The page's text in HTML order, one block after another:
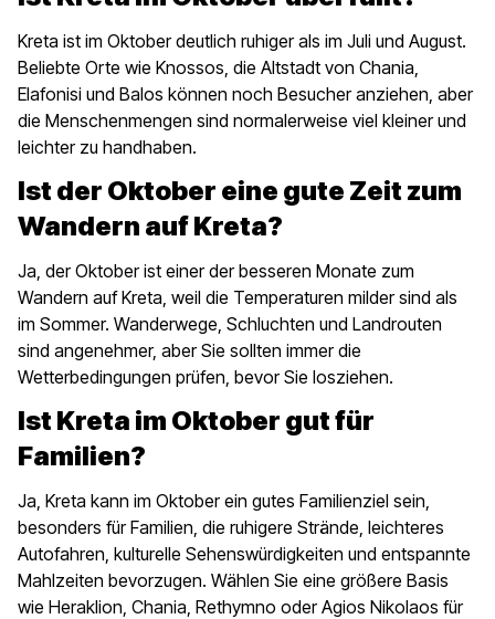
Kreta ist im Oktober deutlich ruhiger als im Juli und August.
Beliebte Orte wie Knossos, die Altstadt von Chania,
Elafonisi und Balos können noch Besucher anziehen, aber
die Menschenmengen sind normalerweise viel kleiner und
leichter zu handhaben.
Ist der Oktober eine gute Zeit zum
Wandern auf Kreta?
Ja, der Oktober ist einer der besseren Monate zum
Wandern auf Kreta, weil die Temperaturen milder sind als
im Sommer. Wanderwege, Schluchten und Landrouten
sind angenehmer, aber Sie sollten immer die
Wetterbedingungen prüfen, bevor Sie losziehen.
Ist Kreta im Oktober gut für
Familien?
Ja, Kreta kann im Oktober ein gutes Familienziel sein,
besonders für Familien, die ruhigere Strände, leichteres
Autofahren, kulturelle Sehenswürdigkeiten und entspannte
Mahlzeiten bevorzugen. Wählen Sie eine größere Basis
wie Heraklion, Chania, Rethymno oder Agios Nikolaos für